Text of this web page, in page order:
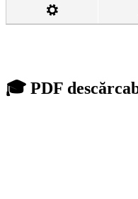
🎓 PDF